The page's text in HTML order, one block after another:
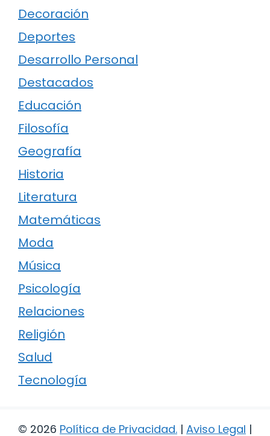
Decoración
Deportes
Desarrollo Personal
Destacados
Educación
Filosofía
Geografía
Historia
Literatura
Matemáticas
Moda
Música
Psicología
Relaciones
Religión
Salud
Tecnología
© 2026 Política de Privacidad. | Aviso Legal |